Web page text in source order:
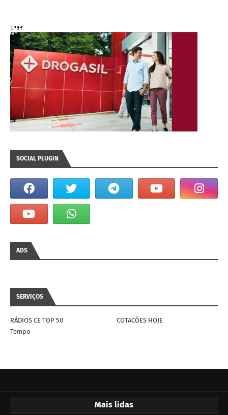
SOCIAL PLUGIN
ADS
SERVIÇOS
RÁDIOS CE TOP 50
COTACÕES HOJE
Tempo
Mais lidas